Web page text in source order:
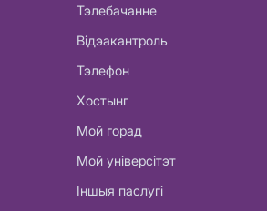
Тэлебачанне
Відэакантроль
Тэлефон
Хостынг
Мой горад
Мой універсітэт
Іншыя паслугі